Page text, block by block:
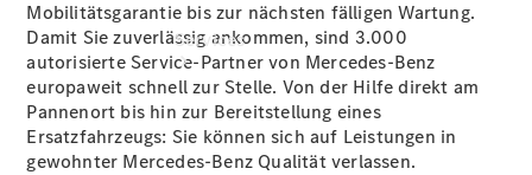
Services
Mobilitätsgarantie bis zur nächsten fälligen Wartung.
Damit Sie zuverlässig ankommen, sind 3.000
autorisierte Service-Partner von Mercedes-Benz
europaweit schnell zur Stelle. Von der Hilfe direkt am
Pannenort bis hin zur Bereitstellung eines
Ersatzfahrzeugs: Sie können sich auf Leistungen in
gewohnter Mercedes-Benz Qualität verlassen.